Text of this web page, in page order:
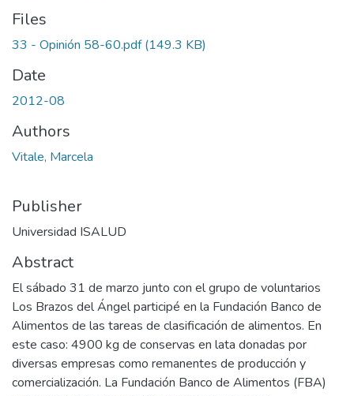
Files
33 - Opinión 58-60.pdf(149.3 KB)
Date
2012-08
Authors
Vitale, Marcela
Publisher
Universidad ISALUD
Abstract
El sábado 31 de marzo junto con el grupo de voluntarios
Los Brazos del Ángel participé en la Fundación Banco de
Alimentos de las tareas de clasificación de alimentos. En
este caso: 4900 kg de conservas en lata donadas por
diversas empresas como remanentes de producción y
comercialización. La Fundación Banco de Alimentos (FBA)